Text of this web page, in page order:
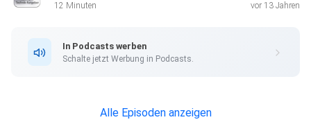
12 Minuten vor 13 Jahren
In Podcasts werben
Schalte jetzt Werbung in Podcasts.
Alle Episoden anzeigen